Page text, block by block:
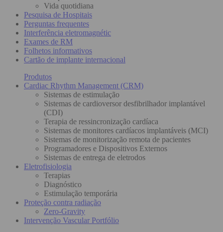
Vida quotidiana
Pesquisa de Hospitais
Perguntas frequentes
Interferência eletromagnétic
Exames de RM
Folhetos informativos
Cartão de implante internacional
Produtos
Cardiac Rhythm Management (CRM)
Sistemas de estimulação
Sistemas de cardioversor desfibrilhador implantável
(CDI)
Terapia de ressincronização cardíaca
Sistemas de monitores cardíacos implantáveis (MCI)
Sistemas de monitorização remota de pacientes
Programadores e Dispositivos Externos
Sistemas de entrega de eletrodos
Eletrofisiologia
Terapias
Diagnóstico
Estimulação temporária
Proteção contra radiação
Zero-Gravity
Intervenção Vascular Portfólio